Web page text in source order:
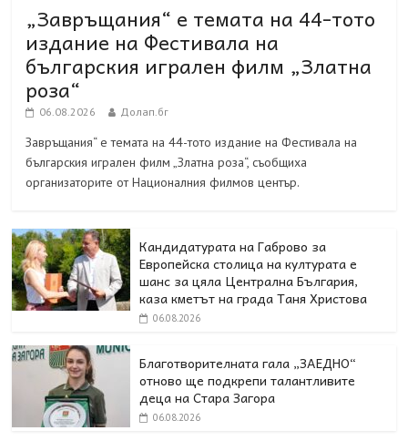
„Завръщания“ е темата на 44-тото
издание на Фестивала на
българския игрален филм „Златна
роза“
06.08.2026 Долап.бг
Завръщания“ е темата на 44-тото издание на Фестивала на
българския игрален филм „Златна роза“, съобщиха
организаторите от Националния филмов център.
Кандидатурата на Габрово за
Европейска столица на културата е
шанс за цяла Централна България,
каза кметът на града Таня Христова
06.08.2026
Благотворителната гала „ЗАЕДНО“
отново ще подкрепи талантливите
деца на Стара Загора
06.08.2026